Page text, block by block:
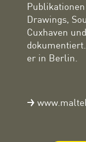
Drawings,
Cuxhaven
er in Berlin.